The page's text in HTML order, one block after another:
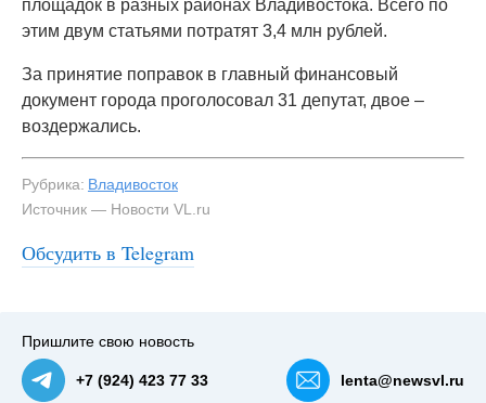
площадок в разных районах Владивостока. Всего по
этим двум статьями потратят 3,4 млн рублей.
За принятие поправок в главный финансовый
документ города проголосовал 31 депутат, двое –
воздержались.
Рубрика: Владивосток
Источник — Новости VL.ru
Обсудить в Telegram
Пришлите свою новость
+7 (924) 423 77 33 lenta@newsvl.ru